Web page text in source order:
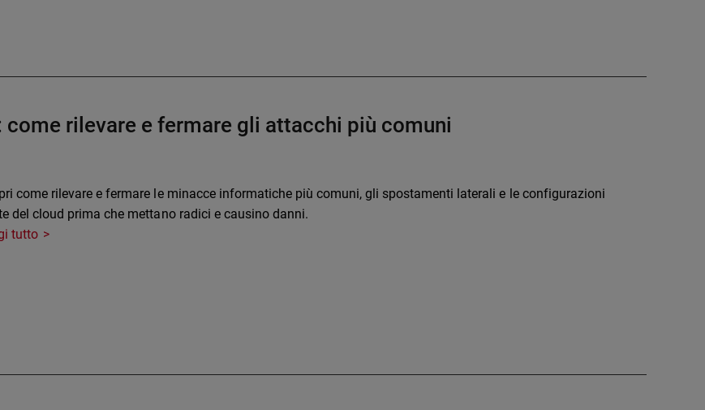
rilevare e fermare gli attacchi più comuni
come rilevare e fermare le minacce informatiche più comuni, gli spostamenti laterali e le configurazioni
del cloud prima che mettano radici e causino danni.
tutto